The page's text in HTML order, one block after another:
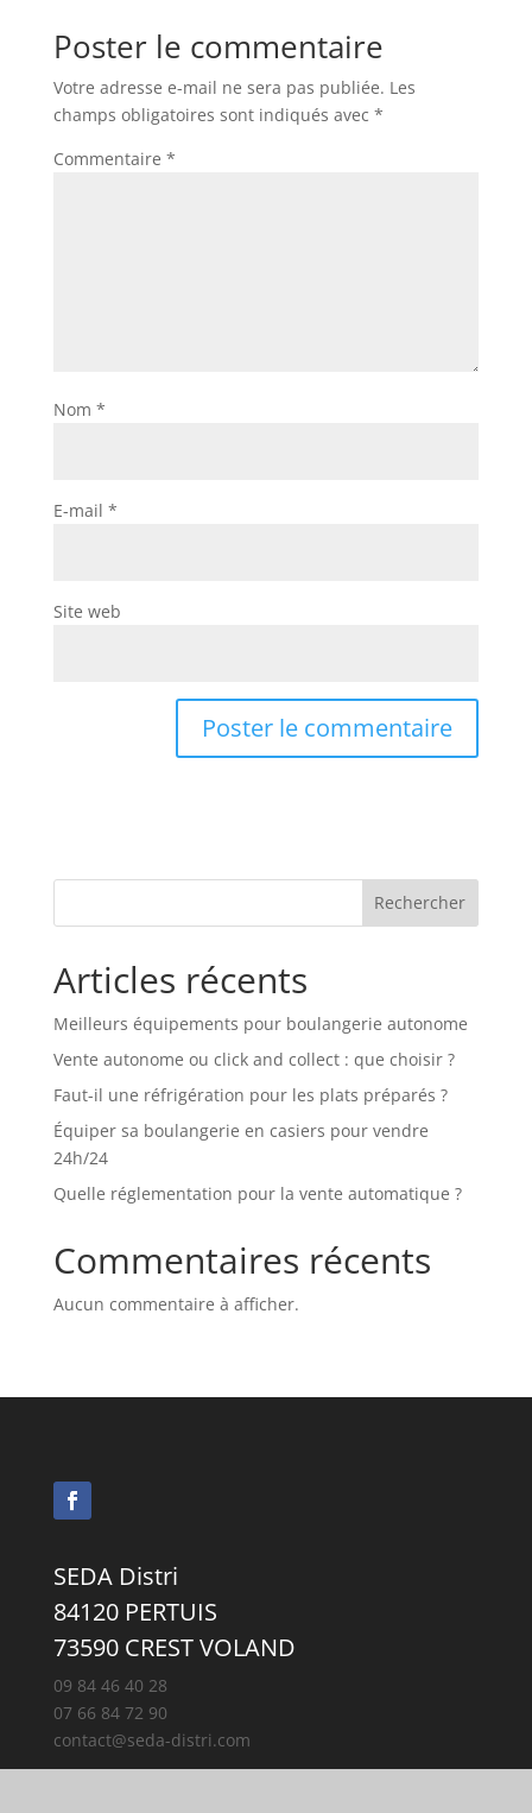
Poster le commentaire
Votre adresse e-mail ne sera pas publiée. Les
champs obligatoires sont indiqués avec *
Commentaire *
Nom *
E-mail *
Site web
Rechercher
Articles récents
Meilleurs équipements pour boulangerie autonome
Vente autonome ou click and collect : que choisir ?
Faut-il une réfrigération pour les plats préparés ?
Équiper sa boulangerie en casiers pour vendre
24h/24
Quelle réglementation pour la vente automatique ?
Commentaires récents
Aucun commentaire à afficher.
SEDA Distri
84120 PERTUIS
73590 CREST VOLAND
09 84 46 40 28
07 66 84 72 90
contact@seda-distri.com